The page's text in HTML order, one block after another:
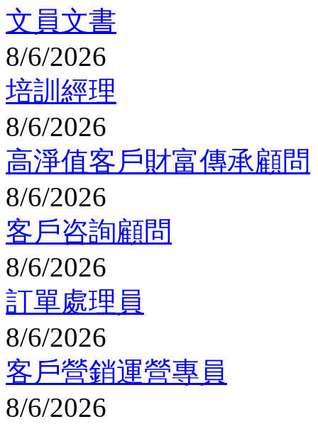
文員文書
8/6/2026
培訓經理
8/6/2026
高淨值客戶財富傳承顧問
8/6/2026
客戶咨詢顧問
8/6/2026
訂單處理員
8/6/2026
客戶營銷運營專員
8/6/2026